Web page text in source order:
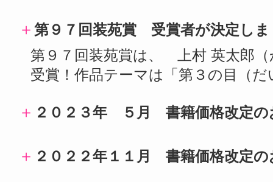
＋ 第９７回装苑賞 受賞者が決定し
第９７回装苑賞は、 上村 英太郎
受賞！作品テーマは「第３の目（
＋ ２０２３年 ５月 書籍価格改定の
＋ ２０２２年１１月 書籍価格改定の